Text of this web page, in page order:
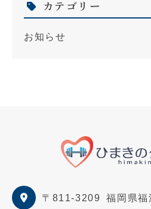
カテゴリー
お知らせ
〒811-3209 福岡県